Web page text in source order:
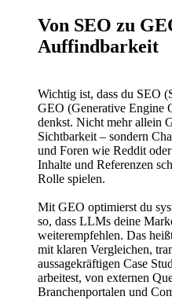
Von SEO zu
Auffindbarkeit
Wichtig ist, dass du SEO
GEO (Generative Engine
denkst. Nicht mehr allein
Sichtbarkeit – sondern
und Foren wie Reddit
Inhalte und Referenzen
Rolle spielen.
Mit GEO optimierst du
so, dass LLMs deine
weiterempfehlen. Das
mit klaren Vergleichen,
aussagekräftigen Case
arbeitest, von externen
Branchenportalen und